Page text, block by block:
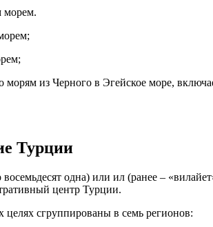
морем.
морям из Черного в Эгейское море,
Турции
одна) или ил (ранее –
центр Турции.
сгруппированы в семь регионов: